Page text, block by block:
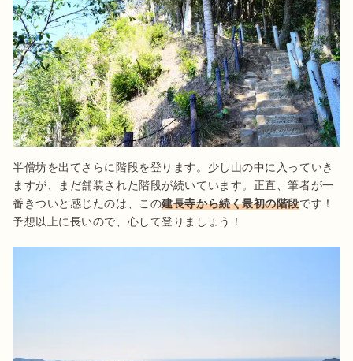
半僧坊を出てさらに階段を登ります。少し山の中に入っていき
ますが、まだ舗装された階段が続いています。正直、筆者が一
番きついと感じたのは、この建長寺から続く最初の階段です！
予想以上に長いので、心して登りましょう！